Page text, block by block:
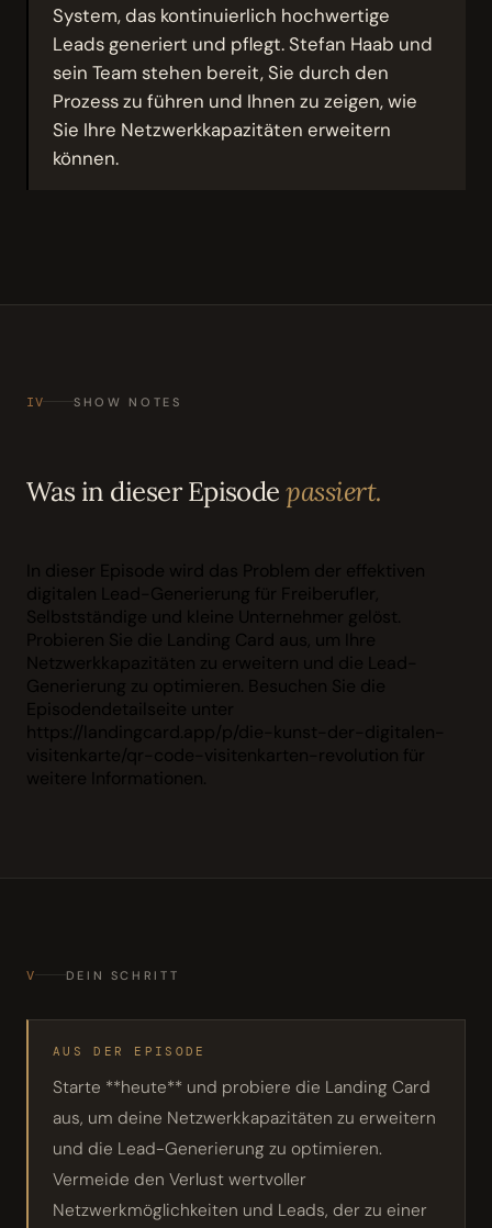
System, das kontinuierlich hochwertige
Leads generiert und pflegt. Stefan Haab und
sein Team stehen bereit, Sie durch den
Prozess zu führen und Ihnen zu zeigen, wie
Sie Ihre Netzwerkkapazitäten erweitern
können.
IV SHOW NOTES
Was in dieser Episodepassiert.
In dieser Episode wird das Problem der effektiven
digitalen Lead-Generierung für Freiberufler,
Selbstständige und kleine Unternehmer gelöst.
Probieren Sie die Landing Card aus, um Ihre
Netzwerkkapazitäten zu erweitern und die Lead-
Generierung zu optimieren. Besuchen Sie die
Episodendetailseite unter
https://landingcard.app/p/die-kunst-der-digitalen-
visitenkarte/qr-code-visitenkarten-revolution für
weitere Informationen.
V DEIN SCHRITT
AUS DER EPISODE
Starte **heute** und probiere die Landing Card
aus, um deine Netzwerkkapazitäten zu erweitern
und die Lead-Generierung zu optimieren.
Vermeide den Verlust wertvoller
Netzwerkmöglichkeiten und Leads, der zu einer